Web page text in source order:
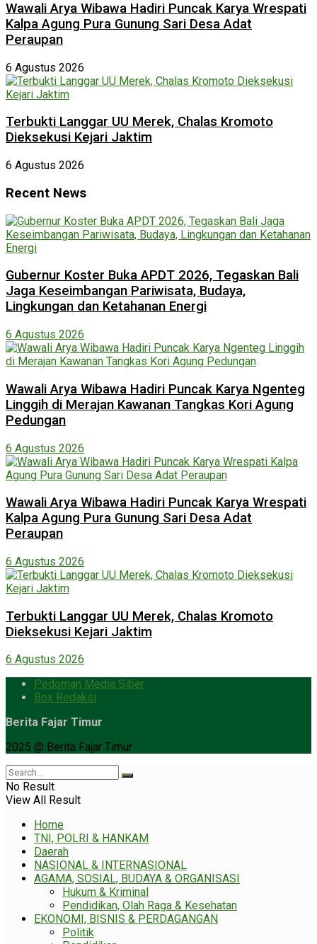
Wawali Arya Wibawa Hadiri Puncak Karya Wrespati
Kalpa Agung Pura Gunung Sari Desa Adat
Peraupan
6 Agustus 2026
Terbukti Langgar UU Merek, Chalas Kromoto
Dieksekusi Kejari Jaktim
6 Agustus 2026
Recent News
Gubernur Koster Buka APDT 2026, Tegaskan Bali
Jaga Keseimbangan Pariwisata, Budaya,
Lingkungan dan Ketahanan Energi
6 Agustus 2026
Wawali Arya Wibawa Hadiri Puncak Karya Ngenteg
Linggih di Merajan Kawanan Tangkas Kori Agung
Pedungan
6 Agustus 2026
Wawali Arya Wibawa Hadiri Puncak Karya Wrespati
Kalpa Agung Pura Gunung Sari Desa Adat
Peraupan
6 Agustus 2026
Terbukti Langgar UU Merek, Chalas Kromoto
Dieksekusi Kejari Jaktim
6 Agustus 2026
Pedoman Media Siber
Box Redaksi
Berita Fajar Timur
2025 @ Berita Fajar Timur
No Result
View All Result
Home
TNI, POLRI & HANKAM
Daerah
NASIONAL & INTERNASIONAL
AGAMA, SOSIAL, BUDAYA & ORGANISASI
Hukum & Kriminal
Pendidikan, Olah Raga & Kesehatan
EKONOMI, BISNIS & PERDAGANGAN
Politik